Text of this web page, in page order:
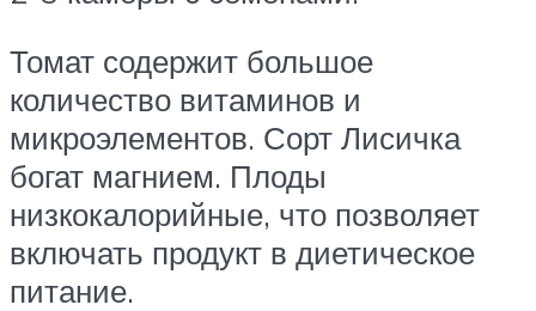
Томат содержит большое
количество витаминов и
микроэлементов. Сорт Лисичка
богат магнием. Плоды
низкокалорийные, что позволяет
включать продукт в диетическое
питание.